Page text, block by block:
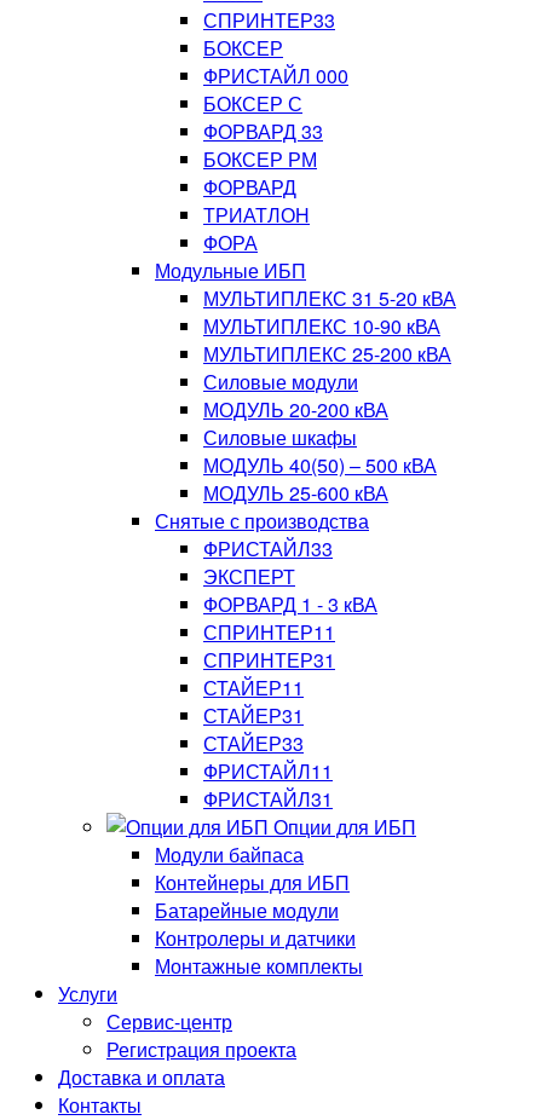
СПРИНТЕР33
БОКСЕР
ФРИСТАЙЛ 000
БОКСЕР С
ФОРВАРД 33
БОКСЕР РМ
ФОРВАРД
ТРИАТЛОН
ФОРА
Модульные ИБП
МУЛЬТИПЛЕКС 31 5-20 кВА
МУЛЬТИПЛЕКС 10-90 кВА
МУЛЬТИПЛЕКС 25-200 кВА
Силовые модули
МОДУЛЬ 20-200 кВА
Силовые шкафы
МОДУЛЬ 40(50) – 500 кВА
МОДУЛЬ 25-600 кВА
Снятые с производства
ФРИСТАЙЛ33
ЭКСПЕРТ
ФОРВАРД 1 - 3 кВА
СПРИНТЕР11
СПРИНТЕР31
СТАЙЕР11
СТАЙЕР31
СТАЙЕР33
ФРИСТАЙЛ11
ФРИСТАЙЛ31
Опции для ИБП
Модули байпаса
Контейнеры для ИБП
Батарейные модули
Контролеры и датчики
Монтажные комплекты
Услуги
Сервис-центр
Регистрация проекта
Доставка и оплата
Контакты